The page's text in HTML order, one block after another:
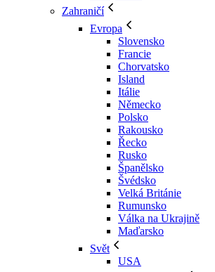
Zahraničí
Evropa
Slovensko
Francie
Chorvatsko
Island
Itálie
Německo
Polsko
Rakousko
Řecko
Rusko
Španělsko
Švédsko
Velká Británie
Rumunsko
Válka na Ukrajině
Maďarsko
Svět
USA